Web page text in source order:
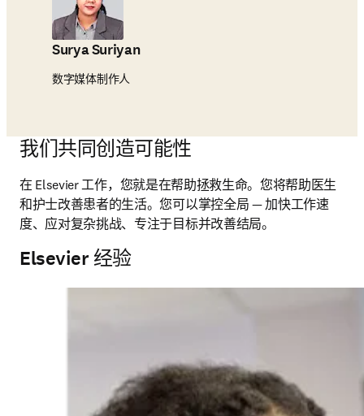
Surya Suriyan
数字媒体制作人
我们共同创造可能性
在 Elsevier 工作，您就是在帮助拯救生命。您将帮助医生
和护士改善患者的生活。您可以掌控全局 — 加快工作速
度、应对复杂挑战、专注于目标并改善结局。
Elsevier 经验